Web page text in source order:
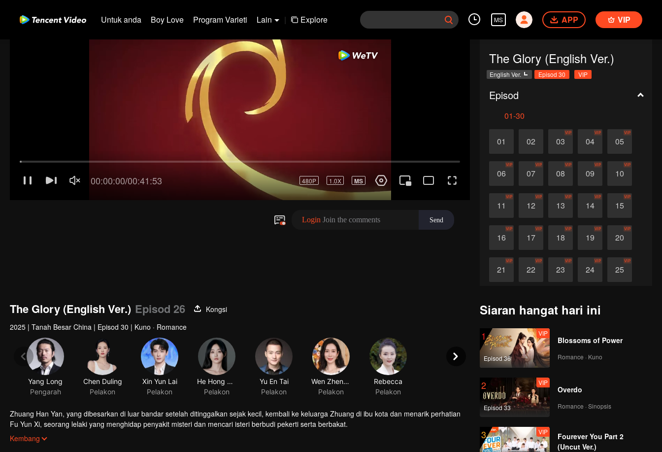
Untuk anda Boy Love Program Varieti Lain | Explore MS APP VIP
The Glory (English Ver.)
English Ver. Episod 30 VIP
Episod
01-30
01 02 03
VIP
04
VIP
05
VIP
06
VIP
07
VIP
08
VIP
09
VIP
10
VIP
11
VIP
12
VIP
13
VIP
14
VIP
15
VIP
16
VIP
17
VIP
18
VIP
19
VIP
20
VIP
21
VIP
22
VIP
23
VIP
24
VIP
25
VIP
The Glory (English Ver.) Episod 26
Kongsi
2025 | Tanah Besar China | Episod 30 | Kuno · Romance
Yang Long
Pengarah
Chen Duling
Pelakon
Xin Yun Lai
Pelakon
He Hong Shan
Pelakon
Yu En Tai
Pelakon
Wen Zhengrong
Pelakon
Zhuang Han Yan, yang dibesarkan di luar bandar setelah ditinggalkan sejak kecil, kembali ke keluarga Zhuang di ibu kota dan menarik perhatian
Fu Yun Xi, seorang lelaki yang menghidap penyakit misteri dan mencari isteri berbudi pekerti serta berbakat.
Dengan keberanian dan hati yang baik, Han Yan menjadi pilihan idealnya. Saat mereka saling menguji, cinta mulai bersemi. Han Yan berdamai
dengan ibunya dan merasai kehangatan keluarga bersama keluarga Fu.
Kembang
Siaran hangat hari ini
1
Episod 36
VIP
Blossoms of Power
Romance · Kuno
2
Episod 33
VIP
Overdo
Romance · Sinopsis
3 VIP
Fourever You Part 2
(Uncut Ver.)